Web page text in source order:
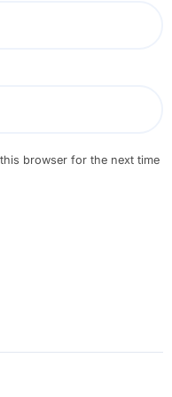
browser for the next time